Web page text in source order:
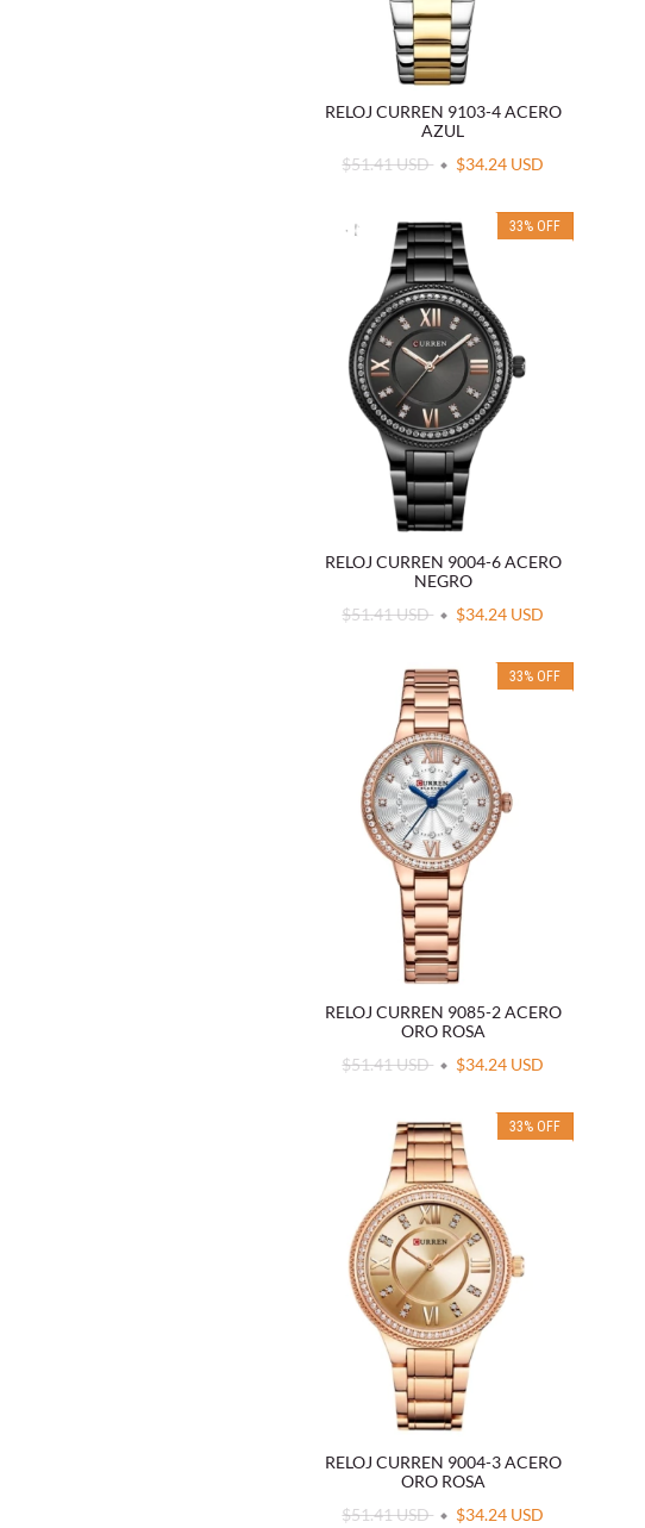
RELOJ CURREN 9103-4 ACERO
AZUL
$51.41 USD
$34.24 USD
33% OFF
RELOJ CURREN 9004-6 ACERO
NEGRO
$51.41 USD
$34.24 USD
33% OFF
RELOJ CURREN 9085-2 ACERO
ORO ROSA
$51.41 USD
$34.24 USD
33% OFF
RELOJ CURREN 9004-3 ACERO
ORO ROSA
$51.41 USD
$34.24 USD